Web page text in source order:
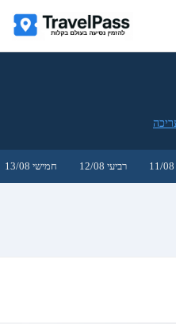
רביעי 12/08 חמישי 13/08